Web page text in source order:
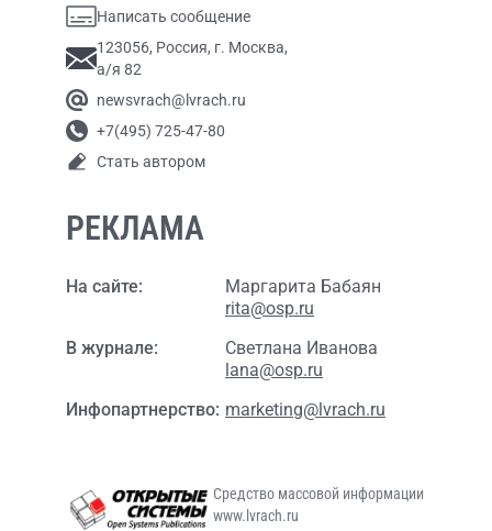
Написать сообщение
123056, Россия, г. Москва,
а/я 82
newsvrach@lvrach.ru
+7(495) 725-47-80
Стать автором
РЕКЛАМА
На сайте:
Маргарита Бабаян
rita@osp.ru
В журнале:
Светлана Иванова
lana@osp.ru
Инфопартнерство: marketing@lvrach.ru
Средство массовой информации
www.lvrach.ru